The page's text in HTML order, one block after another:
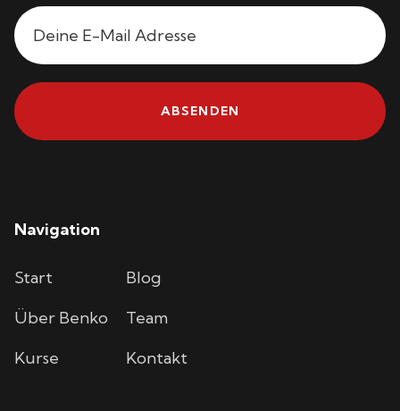
Navigation
Start
Über Benko
Kurse
Blog
Team
Kontakt